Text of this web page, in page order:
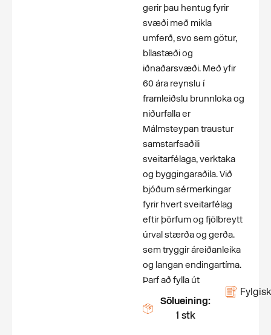
gerir þau hentug fyrir
svæði með mikla
umferð, svo sem götur,
bílastæði og
iðnaðarsvæði. Með yfir
60 ára reynslu í
framleiðslu brunnloka og
niðurfalla er
Málmsteypan traustur
samstarfsaðili
sveitarfélaga, verktaka
og byggingaraðila. Við
bjóðum sérmerkingar
fyrir hvert sveitarfélag
eftir þörfum og fjölbreytt
úrval stærða og gerða.
sem tryggir áreiðanleika
og langan endingartíma.
Þarf að fylla út
Sölueining:
1 stk